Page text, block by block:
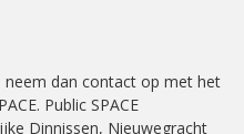
dan contact op met het
Public SPACE
Dinnissen, Nieuwegracht